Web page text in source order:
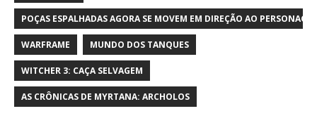
POÇAS ESPALHADAS AGORA SE MOVEM EM DIREÇÃO AO
WARFRAME MUNDO DOS TANQUES
WITCHER 3: CAÇA SELVAGEM
AS CRÔNICAS DE MYRTANA: ARCHOLOS